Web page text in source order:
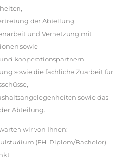
der Abteilung,
und Vernetzung mit
sowie
Kooperationspartnern,
sowie die fachliche Zuarbeit für
sowie das
Abteilung.
wir von Ihnen:
(FH-Diplom/Bachelor)